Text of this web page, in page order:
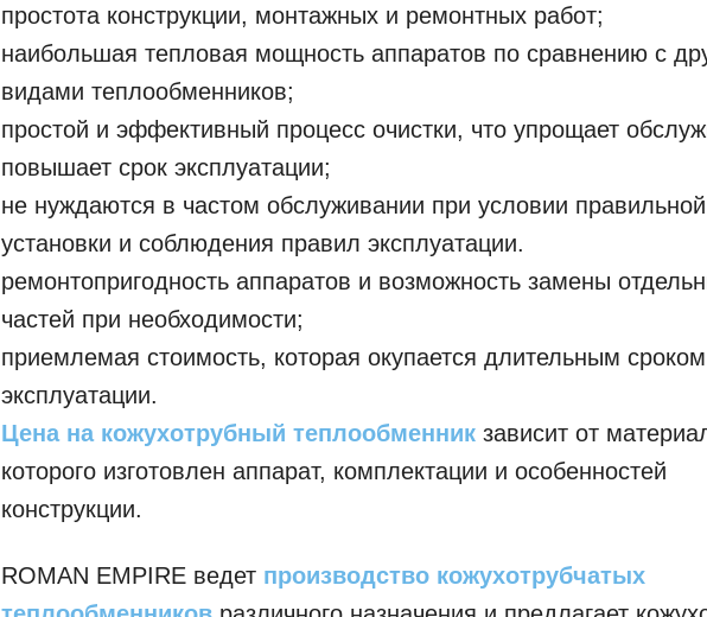
простота конструкции, монтажных и ремонтных работ;
наибольшая тепловая мощность аппаратов по сравнению с
видами теплообменников;
простой и эффективный процесс очистки, что упрощает
повышает срок эксплуатации;
не нуждаются в частом обслуживании при условии правильной
установки и соблюдения правил эксплуатации.
ремонтопригодность аппаратов и возможность замены
частей при необходимости;
приемлемая стоимость, которая окупается длительным сроком
эксплуатации.
Цена на кожухотрубный теплообменник зависит от
которого изготовлен аппарат, комплектации и особенностей
конструкции.
ROMAN EMPIRE ведет производство кожухотрубчатых